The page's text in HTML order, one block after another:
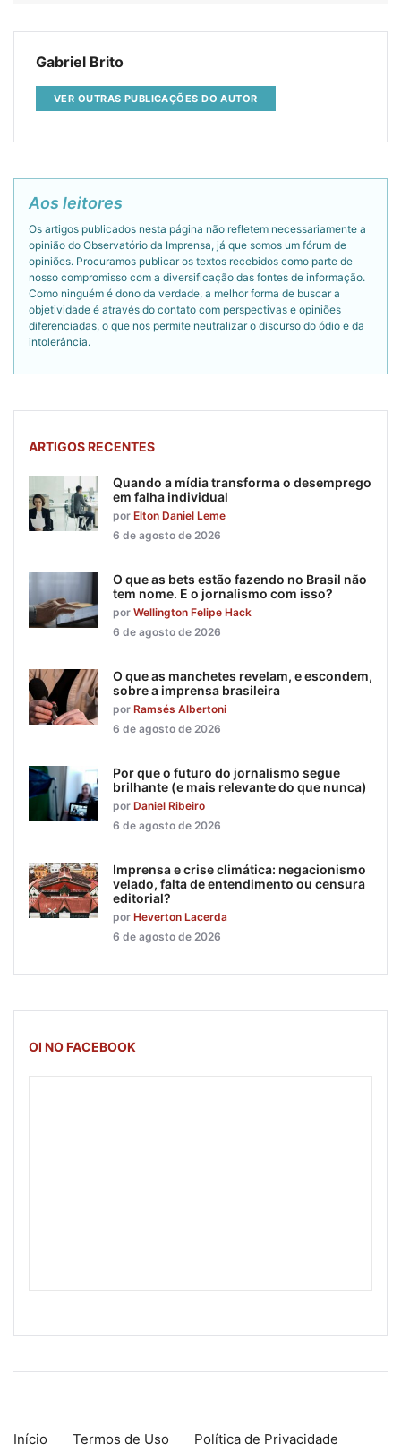
Gabriel Brito
VER OUTRAS PUBLICAÇÕES DO AUTOR
Aos leitores
Os artigos publicados nesta página não refletem necessariamente a
opinião do Observatório da Imprensa, já que somos um fórum de
opiniões. Procuramos publicar os textos recebidos como parte de
nosso compromisso com a diversificação das fontes de informação.
Como ninguém é dono da verdade, a melhor forma de buscar a
objetividade é através do contato com perspectivas e opiniões
diferenciadas, o que nos permite neutralizar o discurso do ódio e da
intolerância.
ARTIGOS RECENTES
Quando a mídia transforma o desemprego
em falha individual
por Elton Daniel Leme
6 de agosto de 2026
O que as bets estão fazendo no Brasil não
tem nome. E o jornalismo com isso?
por Wellington Felipe Hack
6 de agosto de 2026
O que as manchetes revelam, e escondem,
sobre a imprensa brasileira
por Ramsés Albertoni
6 de agosto de 2026
Por que o futuro do jornalismo segue
brilhante (e mais relevante do que nunca)
por Daniel Ribeiro
6 de agosto de 2026
Imprensa e crise climática: negacionismo
velado, falta de entendimento ou censura
editorial?
por Heverton Lacerda
6 de agosto de 2026
OI NO FACEBOOK
Início Termos de Uso Política de Privacidade